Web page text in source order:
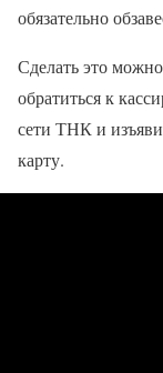
обязательно
Сделать это
обратиться к
сети ТНК и
карту.